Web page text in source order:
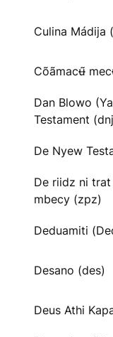
Culina Mádija
Cõãmacʉ̃
Dan Blowo
Testament
De Nyew
De riidz ni
mbecy (zpz)
Deduamiti
Desano (des)
Deus Athi